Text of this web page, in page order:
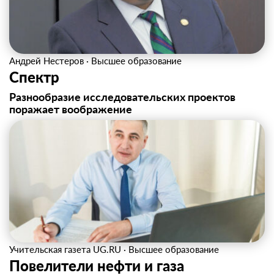
Андрей Нестеров · Высшее образование
Спектр
Разнообразие исследовательских проектов
поражает воображение
Учительская газета UG.RU · Высшее образование
Повелители нефти и газа